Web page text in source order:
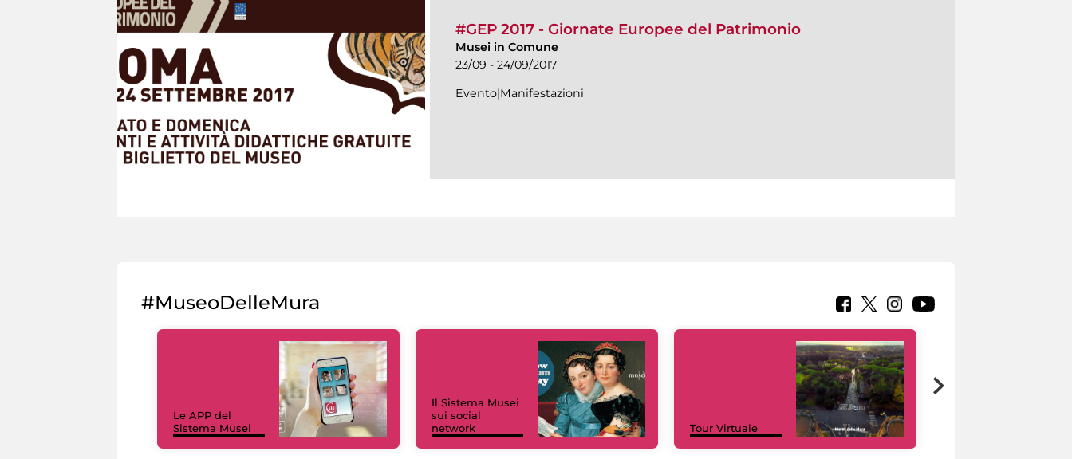
#GEP 2017 - Giornate Europee del Patrimonio
Musei in Comune
23/09 - 24/09/2017
Evento|Manifestazioni
#MuseoDelleMura
Le APP del
Sistema Musei
Il Sistema Musei
sui social
network
Tour Virtuale